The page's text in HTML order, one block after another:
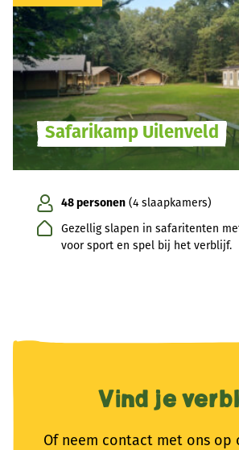
Safarikamp Uilenveld
48 personen (4 slaapkamers)
Gezellig slapen in safaritenten
voor sport en spel bij het verblijf.
Vind je
Of neem contact met ons op